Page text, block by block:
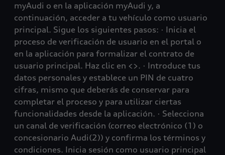
myAudi o en la aplicación myAudi y, a
continuación, acceder a tu vehículo como usuario
principal. Sigue los siguientes pasos: · Inicia el
proceso de verificación de usuario en el portal o
en la aplicación para formalizar el contrato de
usuario principal. Haz clic en <>. · Introduce tus
datos personales y establece un PIN de cuatro
cifras, mismo que deberás de conservar para
completar el proceso y para utilizar ciertas
funcionalidades desde la aplicación. · Selecciona
un canal de verificación (correo electrónico (1) o
concesionario Audi(2)) y confirma los términos y
condiciones. Inicia sesión como usuario principal